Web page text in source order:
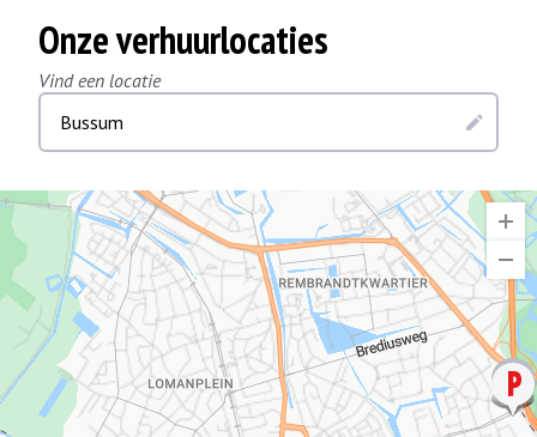
Onze verhuurlocaties
Vind een locatie
Bussum